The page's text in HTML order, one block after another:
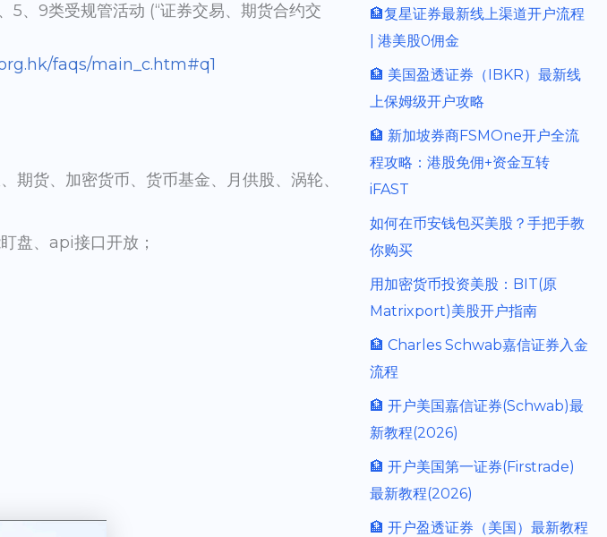
5、9类受规管活动 (“证券交易、期货合约交
faqs/main_c.htm#q1
期货、加密货币、货币基金、月供股、涡轮、
盘、api接口开放；
🏦复星证券最新线上渠道开户流程
| 港美股0佣金
🏦 美国盈透证券（IBKR）最新线
上保姆级开户攻略
🏦 新加坡券商FSMOne开户全流
程攻略：港股免佣+资金互转
iFAST
如何在币安钱包买美股？手把手教
你购买
用加密货币投资美股：BIT(原
Matrixport)美股开户指南
🏦 Charles Schwab嘉信证券入金
流程
🏦 开户美国嘉信证券(Schwab)最
新教程(2026)
🏦 开户美国第一证券(Firstrade)
最新教程(2026)
🏦 开户盈透证券（美国）最新教程